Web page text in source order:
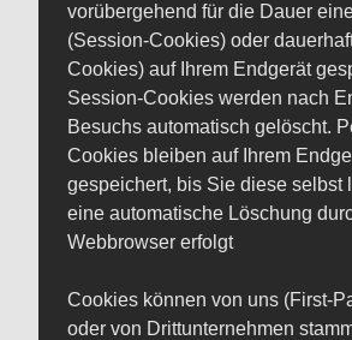
vorübergehend für die Dauer
(Session-Cookies) oder
Cookies) auf Ihrem Endgerät
Session-Cookies werden nach
Besuchs automatisch gelöscht.
Cookies bleiben auf Ihrem
gespeichert, bis Sie diese selbst
eine automatische Löschung
Webbrowser erfolgt
Cookies können von uns (First-
oder von Drittunternehmen